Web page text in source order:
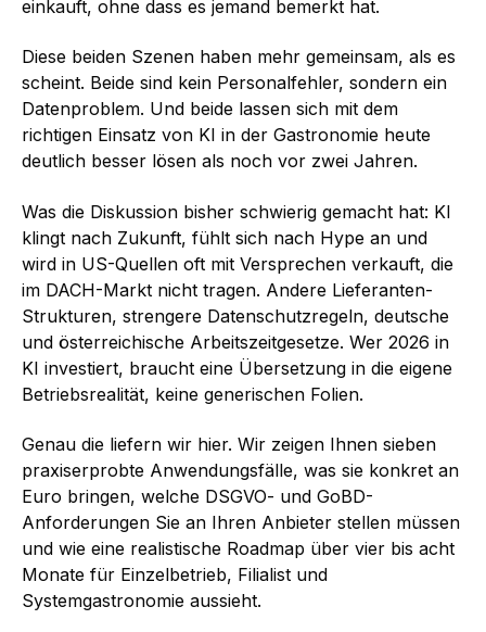
einkauft, ohne dass es jemand bemerkt hat.
Diese beiden Szenen haben mehr gemeinsam, als es
scheint. Beide sind kein Personalfehler, sondern ein
Datenproblem. Und beide lassen sich mit dem
richtigen Einsatz von KI in der Gastronomie heute
deutlich besser lösen als noch vor zwei Jahren.
Was die Diskussion bisher schwierig gemacht hat: KI
klingt nach Zukunft, fühlt sich nach Hype an und
wird in US-Quellen oft mit Versprechen verkauft, die
im DACH-Markt nicht tragen. Andere Lieferanten-
Strukturen, strengere Datenschutzregeln, deutsche
und österreichische Arbeitszeitgesetze. Wer 2026 in
KI investiert, braucht eine Übersetzung in die eigene
Betriebsrealität, keine generischen Folien.
Genau die liefern wir hier. Wir zeigen Ihnen sieben
praxiserprobte Anwendungsfälle, was sie konkret an
Euro bringen, welche DSGVO- und GoBD-
Anforderungen Sie an Ihren Anbieter stellen müssen
und wie eine realistische Roadmap über vier bis acht
Monate für Einzelbetrieb, Filialist und
Systemgastronomie aussieht.